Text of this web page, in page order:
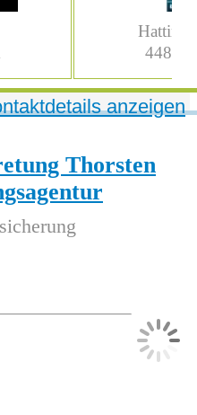
44879
Thorsten
anzeigen